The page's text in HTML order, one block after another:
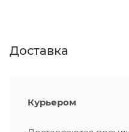
Доставка
Курьером